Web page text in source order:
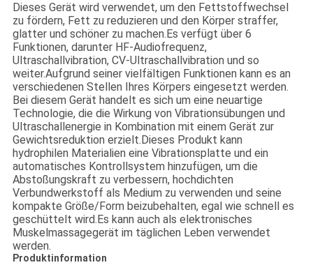
Dieses Gerät wird verwendet, um den Fettstoffwechsel
zu fördern, Fett zu reduzieren und den Körper straffer,
glatter und schöner zu machen.Es verfügt über 6
Funktionen, darunter HF-Audiofrequenz,
Ultraschallvibration, CV-Ultraschallvibration und so
weiter.Aufgrund seiner vielfältigen Funktionen kann es an
verschiedenen Stellen Ihres Körpers eingesetzt werden.
Bei diesem Gerät handelt es sich um eine neuartige
Technologie, die die Wirkung von Vibrationsübungen und
Ultraschallenergie in Kombination mit einem Gerät zur
Gewichtsreduktion erzielt.Dieses Produkt kann
hydrophilen Materialien eine Vibrationsplatte und ein
automatisches Kontrollsystem hinzufügen, um die
Abstoßungskraft zu verbessern, hochdichten
Verbundwerkstoff als Medium zu verwenden und seine
kompakte Größe/Form beizubehalten, egal wie schnell es
geschüttelt wird.Es kann auch als elektronisches
Muskelmassagegerät im täglichen Leben verwendet
werden.
Produktinformation